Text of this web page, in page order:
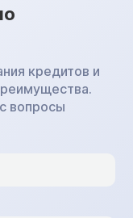
кредитов и
вопросы